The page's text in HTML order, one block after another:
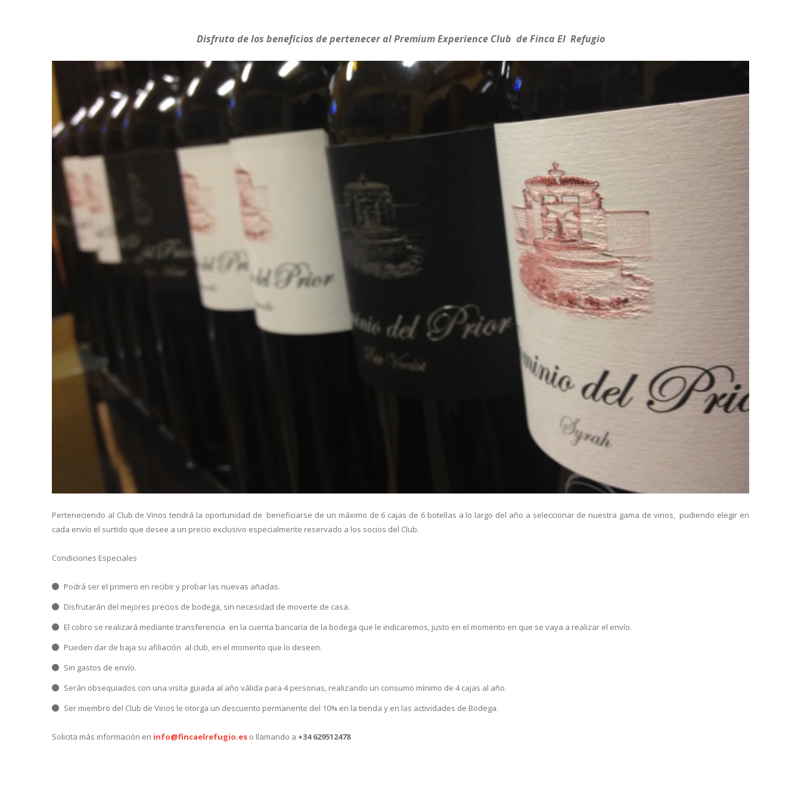
Disfruta de los beneficios de pertenecer al Premium Experience Club de Finca El Refugio
Perteneciendo al Club de Vinos tendrá la oportunidad de beneficiarse de un máximo de 6 cajas de 6 botellas a lo largo del año a seleccionar de nuestra gama de vinos, pudiendo elegir en
cada envío el surtido que desee a un precio exclusivo especialmente reservado a los socios del Club.
Condiciones Especiales
Podrá ser el primero en recibir y probar las nuevas añadas.
Disfrutarán del mejores precios de bodega, sin necesidad de moverte de casa.
El cobro se realizará mediante transferencia en la cuenta bancaria de la bodega que le indicaremos, justo en el momento en que se vaya a realizar el envío.
Pueden dar de baja su afiliación al club, en el momento que lo deseen.
Sin gastos de envío.
Serán obsequiados con una visita guiada al año válida para 4 personas, realizando un consumo mínimo de 4 cajas al año.
Ser miembro del Club de Vinos le otorga un descuento permanente del 10% en la tienda y en las actividades de Bodega.
Solicita más información en info@fincaelrefugio.es o llamando a +34 629512478